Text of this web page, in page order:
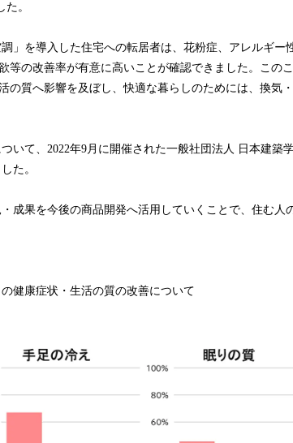
。
」を導入した住宅への転居者は、花粉症、アレルギー
等の改善率が有意に高いことが確認できました。この
の質へ影響を及ぼし、快適な暮らしのためには、換気
いて、2022年9月に開催された一般社団法人 日本建築
た。
成果を今後の商品開発へ活用していくことで、住む人
健康症状・生活の質の改善について